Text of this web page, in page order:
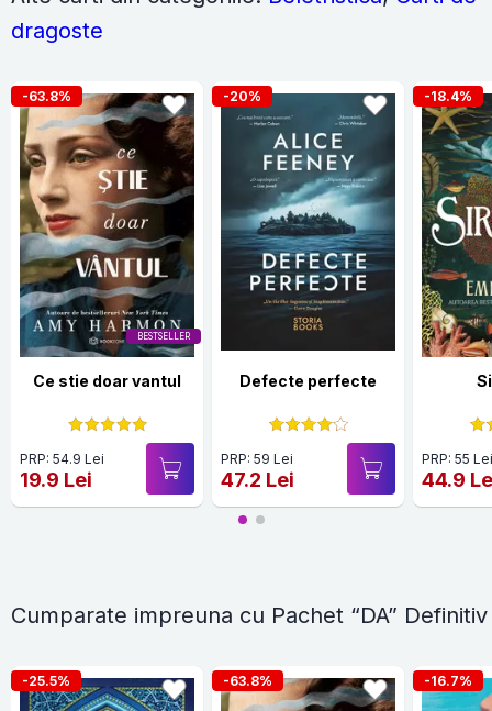
dragoste
BESTSELLER
-63.8%
Ce stie doar vantul
PRP: 54.9 Lei
19.9 Lei
-20%
Defecte perfecte
PRP: 59 Lei
47.2 Lei
-18.4%
PRP: 55
44.9
Cumparate impreuna cu Pachet “DA” Definitiv
-25.5% -63.8% -16.7%